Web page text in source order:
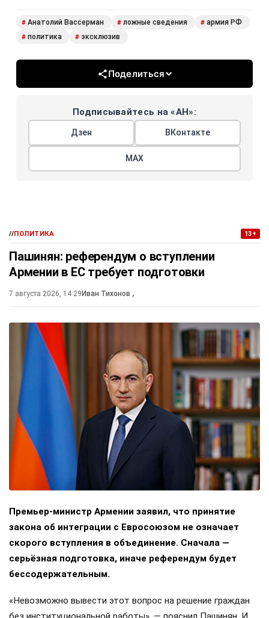
# Анатолий Вассерман # ложные сведения # армия РФ
# политика # эксклюзив
Поделиться
Подписывайтесь на «АН»:
Дзен ВКонтакте
МАХ
//ПОЛИТИКА 13+
Пашинян: референдум о вступлении
Армении в ЕС требует подготовки
7 августа 2026, 14:29 Иван Тихонов ,
Премьер-министр Армении заявил, что принятие
закона об интеграции с Евросоюзом не означает
скорого вступления в объединение. Сначала —
серьёзная подготовка, иначе референдум будет
бессодержательным.
«Невозможно вывести этот вопрос на решение граждан